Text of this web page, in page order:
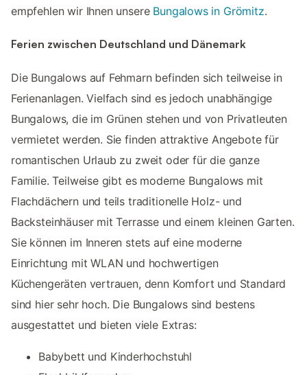
empfehlen wir Ihnen unsere Bungalows in Grömitz.
Ferien zwischen Deutschland und Dänemark
Die Bungalows auf Fehmarn befinden sich teilweise in
Ferienanlagen. Vielfach sind es jedoch unabhängige
Bungalows, die im Grünen stehen und von Privatleuten
vermietet werden. Sie finden attraktive Angebote für
romantischen Urlaub zu zweit oder für die ganze
Familie. Teilweise gibt es moderne Bungalows mit
Flachdächern und teils traditionelle Holz- und
Backsteinhäuser mit Terrasse und einem kleinen Garten.
Sie können im Inneren stets auf eine moderne
Einrichtung mit WLAN und hochwertigen
Küchengeräten vertrauen, denn Komfort und Standard
sind hier sehr hoch. Die Bungalows sind bestens
ausgestattet und bieten viele Extras:
Babybett und Kinderhochstuhl